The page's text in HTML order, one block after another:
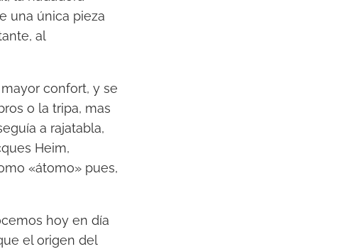
una única pieza
al
confort, y se
o la tripa, mas
a rajatabla,
Heim,
«átomo» pues,
hoy en día
el origen del